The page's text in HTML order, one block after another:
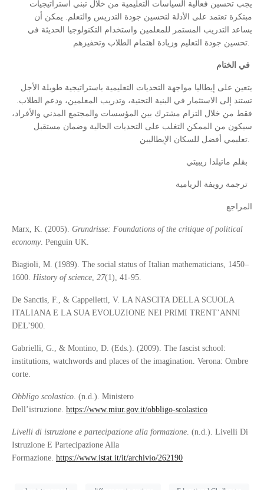
يجب تحسين فعالية السياسات التعليمية من خلال تبني استراتيجيات
مبتكرة تعتمد على الأدلة لتحسين جودة التدريس والتعلم. يمكن أن
يساعد التدريب المستمر للمعلمين واستخدام التكنولوجيا الحديثة في
تحسين جودة التعليم وزيادة اهتمام الطلاب وتحفيزهم
في الختام
يتعين على إيطاليا مواجهة التحديات التعليمية باستراتيجية طويلة الأجل
تستند إلى الاستثمار في البنية التحتية، وتدريب المعلمين، ودعم الطلاب.
فقط من خلال التزام مشترك بين المؤسسات والمجتمع المدني والأفراد،
سيكون من الممكن التغلب على التحديات الحالية وضمان مستقبل
تعليمي أفضل للسكان الإيطاليين
المراجع
Marx, K. (2005). Grundrisse: Foundations of the critique of political
economy . Penguin UK.
Biagioli, M. (1989). The social status of Italian mathematicians, 1450–
1600. History of science 27(1), 41-95.
De Sanctis, F., & Cappelletti, V. LA NASCITA DELLA SCUOLA
ITALIANA E LA SUA EVOLUZIONE NEI PRIMI TRENT’ANNI
DEL’900.
Gabrielli, G., & Montino, D. (Eds.). (2009). The fascist school:
institutions, watchwords and places of the imagination. Verona: Ombre
corte.
Obbligo scolastico . (n.d.). Ministero
Dell’istruzione. https://www.miur.gov.it/obbligo-scolastico
Livelli di istruzione e partecipazione alla formazione . (n.d.). Livelli Di
Istruzione E Partecipazione Alla
Formazione. https://www.istat.it/it/archivio/262190